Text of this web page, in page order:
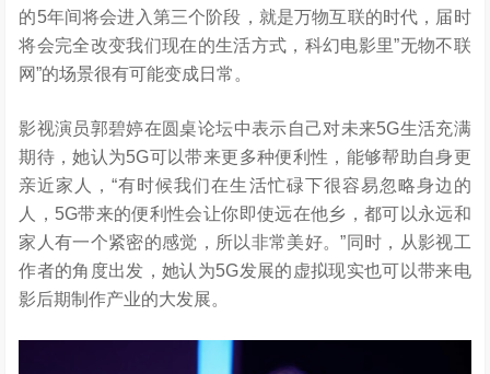
的5年间将会进入第三个阶段，就是万物互联的时代，届时
将会完全改变我们现在的生活方式，科幻电影里”无物不联
网”的场景很有可能变成日常。
影视演员郭碧婷在圆桌论坛中表示自己对未来5G生活充满
期待，她认为5G可以带来更多种便利性，能够帮助自身更
亲近家人，“有时候我们在生活忙碌下很容易忽略身边的
人，5G带来的便利性会让你即使远在他乡，都可以永远和
家人有一个紧密的感觉，所以非常美好。”同时，从影视工
作者的角度出发，她认为5G发展的虚拟现实也可以带来电
影后期制作产业的大发展。